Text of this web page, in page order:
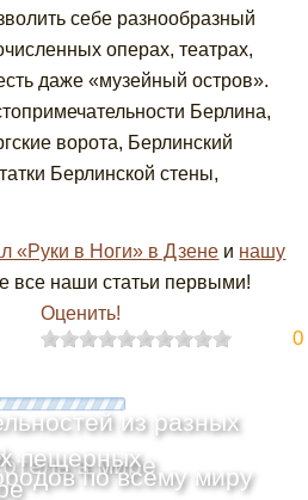
себе разнообразный
операх, театрах,
даже «музейный остров».
Берлина,
ворота, Берлинский
Берлинской стены,
«Руки в Ноги» в Дзене и нашу
все наши статьи первыми!
Оценить!
0
из разных
в мире
по всему миру
пещерных